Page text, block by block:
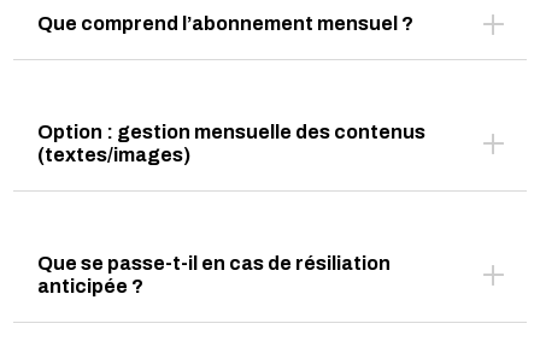
Que comprend l’abonnement mensuel ?
Option : gestion mensuelle des contenus
(textes/images)
Que se passe-t-il en cas de résiliation
anticipée ?